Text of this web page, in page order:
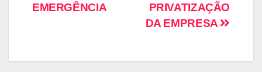
PRIVATIZAÇÃO
DA EMPRESA
EMERGÊNCIA